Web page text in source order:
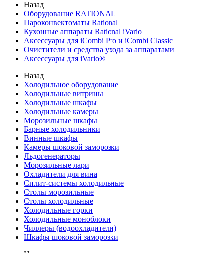
Назад
Оборудование RATIONAL
Пароконвектоматы Rational
Кухонные аппараты Rational iVario
Аксессуары для iCombi Pro и iCombi Classic
Очистители и средства ухода за аппаратами
Аксессуары для iVario®
Назад
Холодильное оборудование
Холодильные витрины
Холодильные шкафы
Холодильные камеры
Морозильные шкафы
Барные холодильники
Винные шкафы
Камеры шоковой заморозки
Льдогенераторы
Морозильные лари
Охладители для вина
Сплит-системы холодильные
Столы морозильные
Столы холодильные
Холодильные горки
Холодильные моноблоки
Чиллеры (водоохладители)
Шкафы шоковой заморозки